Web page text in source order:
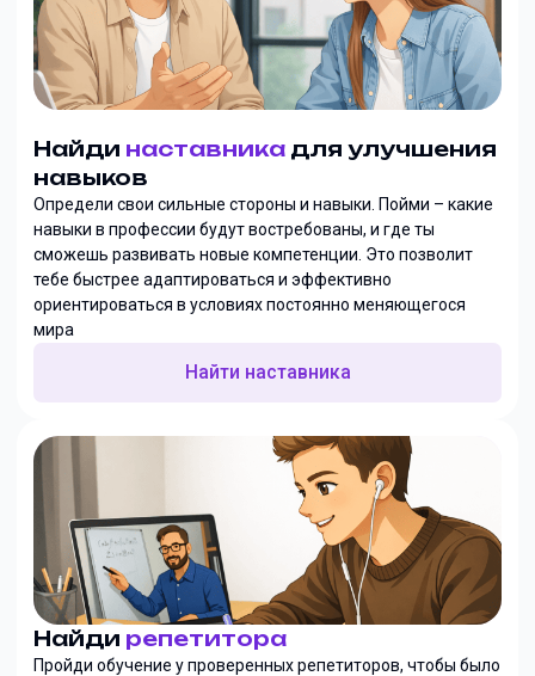
Найди наставника для улучшения
навыков
Определи свои сильные стороны и навыки. Пойми – какие
навыки в профессии будут востребованы, и где ты
сможешь развивать новые компетенции. Это позволит
тебе быстрее адаптироваться и эффективно
ориентироваться в условиях постоянно меняющегося
мира
Найти наставника
Найди репетитора
Пройди обучение у проверенных репетиторов, чтобы было